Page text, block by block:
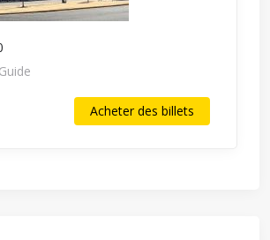
Acheter des billets